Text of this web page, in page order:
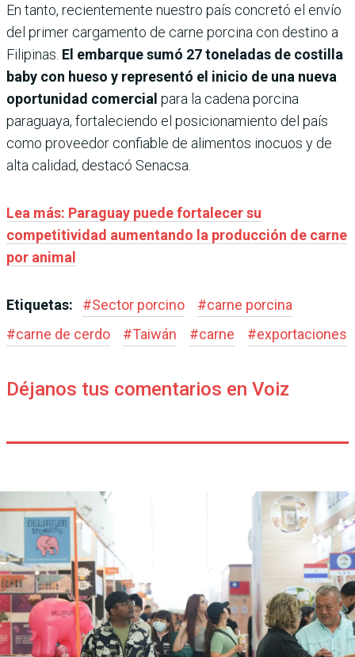
En tanto, recientemente nuestro país concretó el envío
del primer cargamento de carne porcina con destino a
Filipinas. El embarque sumó 27 toneladas de costilla
baby con hueso y representó el inicio de una nueva
oportunidad comercial para la cadena porcina
paraguaya, fortaleciendo el posicionamiento del país
como proveedor confiable de alimentos inocuos y de
alta calidad, destacó Senacsa.
Lea más: Paraguay puede fortalecer su
competitividad aumentando la producción de carne
por animal
Etiquetas: #Sector porcino #carne porcina
#carne de cerdo #Taiwán #carne #exportaciones
Déjanos tus comentarios en Voiz